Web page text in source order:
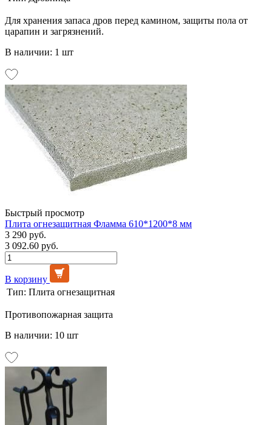
Для хранения запаса дров перед камином, защиты пола от
царапин и загрязнений.
В наличии: 1 шт
Быстрый просмотр
Плита огнезащитная Фламма 610*1200*8 мм
3 290 руб.
3 092.60 руб.
В корзину
Тип: Плита огнезащитная
Противопожарная защита
В наличии: 10 шт